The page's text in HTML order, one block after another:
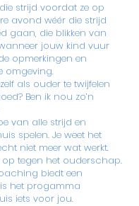
strijd voordat ze op
avond wéér die strijd
gaan, die blikken van
jouw kind vuur
opmerkingen en
omgeving.
als ouder te twijfelen
Ben ik nou zo’n
van alle strijd en
spelen. Je weet het
niet meer wat werkt.
op tegen het ouderschap.
biedt een
het progamma
iets voor jou.